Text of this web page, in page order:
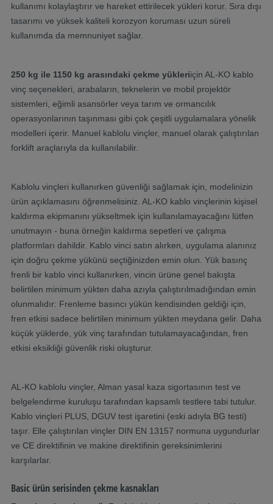
kullanımı kolaylaştırır ve hareket ettirilecek yükleri korur. Sıra dışı
tasarımı ve yüksek kaliteli korozyon koruması uzun süreli
kullanımda da memnuniyet sağlar.
250 kg ile 1150 kg arasındaki çekme yükleriiçin AL-KO kablo
vinç seçenekleri, arabaların, teknelerin ve mobil projektör
sistemleri, eğimli asansörler veya tarım ve ormancılık
operasyonlarının taşınması gibi çok çeşitli uygulamalara yönelik
modelleri içerir. Manuel kablolu vinçler, manuel olarak çalıştırılan
forklift araçlarıyla da kullanılabilir.
Kablolu vinçleri kullanırken güvenliği sağlamak için, modelinizin
ürün açıklamasını öğrenmelisiniz. AL-KO kablo vinçlerinin kişisel
kaldırma ekipmanını yükseltmek için kullanılamayacağını lütfen
unutmayın - buna örneğin kaldırma sepetleri ve çalışma
platformları dahildir. Kablo vinci satın alırken, uygulama alanınız
için doğru çekme yükünü seçtiğinizden emin olun. Yük basınç
frenli bir kablo vinci kullanırken, vincin ürüne genel bakışta
belirtilen minimum yükten daha azıyla çalıştırılmadığından emin
olunmalıdır: Frenleme basıncı yükün kendisinden geldiği için,
fren etkisi sadece belirtilen minimum yükten meydana gelir. Daha
küçük yüklerde, yük vinç tarafından tutulamayacağından, fren
etkisi eksikliği güvenlik riski oluşturur.
AL-KO kablolu vinçler, Alman yasal kaza sigortasının test ve
belgelendirme kuruluşu tarafından kapsamlı testlere tabi tutulur.
Kablo vinçleri PLUS, DGUV test işaretini (eski adıyla BG testi)
taşır. Elle çalıştırılan vinçler DIN EN 13157 normuna uygundurlar
ve CE direktifinin ve makine direktifinin gereksinimlerini
karşılarlar.
Basic ürün serisinden çekme kasnakları